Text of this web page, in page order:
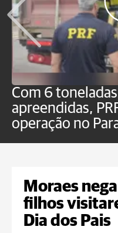
Com 6
apreendidas,
operação no
Moraes
filhos
Dia dos Pais